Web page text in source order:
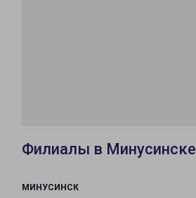
Филиалы в Минусинске
МИНУСИНСК